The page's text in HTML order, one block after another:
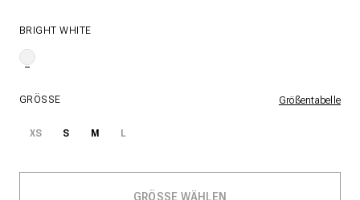
BRIGHT WHITE
GRÖSSE Größentabelle
XS S M L